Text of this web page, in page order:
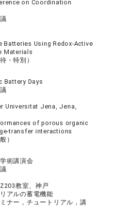
on Coordination
Batteries Using Redox-Active
Materials
・特別）
Battery Days
Universitat Jena, Jena,
of porous organic
transfer interactions
）
術講演会
教室、神戸
アルの蓄電機能
ナー，チュートリアル，講